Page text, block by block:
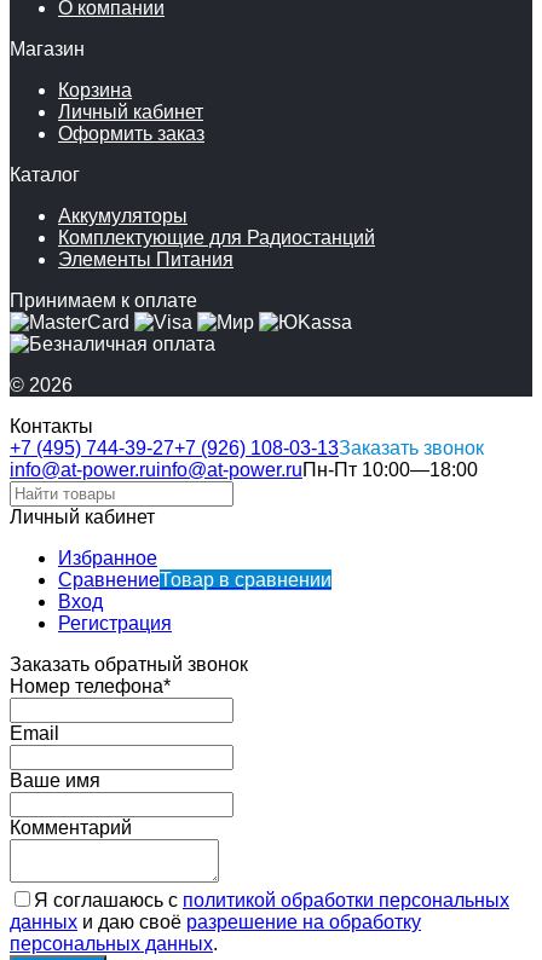
О компании
Магазин
Корзина
Личный кабинет
Оформить заказ
Каталог
Аккумуляторы
Комплектующие для Радиостанций
Элементы Питания
Принимаем к оплате
© 2026
Контакты
+7 (495) 744-39-27+7 (926) 108-03-13Заказать звонок
info@at-power.ruinfo@at-power.ruПн-Пт 10:00—18:00
Личный кабинет
Избранное
СравнениеТовар в сравнении
Вход
Регистрация
Заказать обратный звонок
Номер телефона*
Email
Ваше имя
Комментарий
Я соглашаюсь с политикой обработки персональных
данных и даю своё разрешение на обработку
персональных данных.